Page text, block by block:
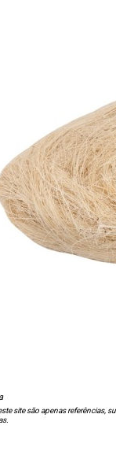
site são apenas referências,